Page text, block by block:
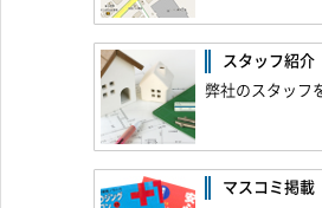
スタッフ紹介
弊社のスタッフ
マスコミ掲載